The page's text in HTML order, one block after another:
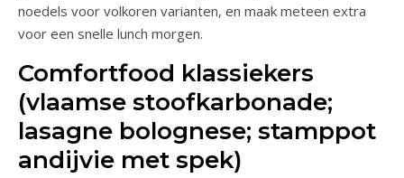
noedels voor volkoren varianten, en maak meteen extra
voor een snelle lunch morgen.
Comfortfood klassiekers
(vlaamse stoofkarbonade;
lasagne bolognese; stamppot
andijvie met spek)